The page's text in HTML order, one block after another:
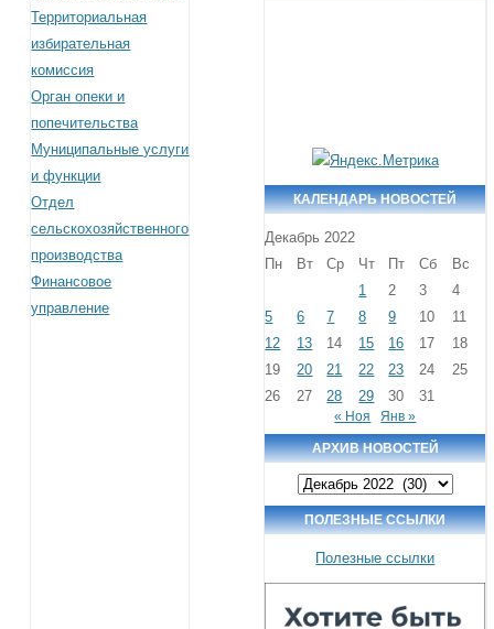
Территориальная
избирательная
комиссия
Орган опеки и
попечительства
Муниципальные услуги
и функции
Отдел
сельскохозяйственного
производства
Финансовое
управление
КАЛЕНДАРЬ НОВОСТЕЙ
Декабрь 2022
Пн
Вт Ср Чт Пт Сб
Вс
1
2 3
4
5
6 7 8 9 10
11
12
13 14 15 16 17
18
19
20 21 22 23 24
25
26
27 28 29 30 31
« Ноя Янв »
АРХИВ НОВОСТЕЙ
Архив
новостей
ПОЛЕЗНЫЕ ССЫЛКИ
Полезные ссылки